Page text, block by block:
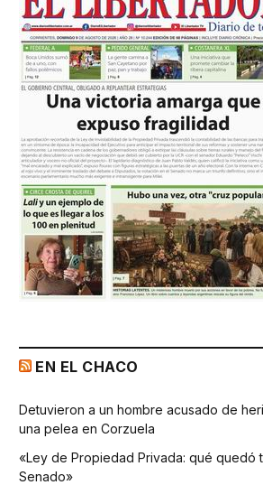
EN EL CHACO
Detuvieron a un hombre acusado de
una pelea en Corzuela
«Ley de Propiedad Privada: qué quedó
Senado»